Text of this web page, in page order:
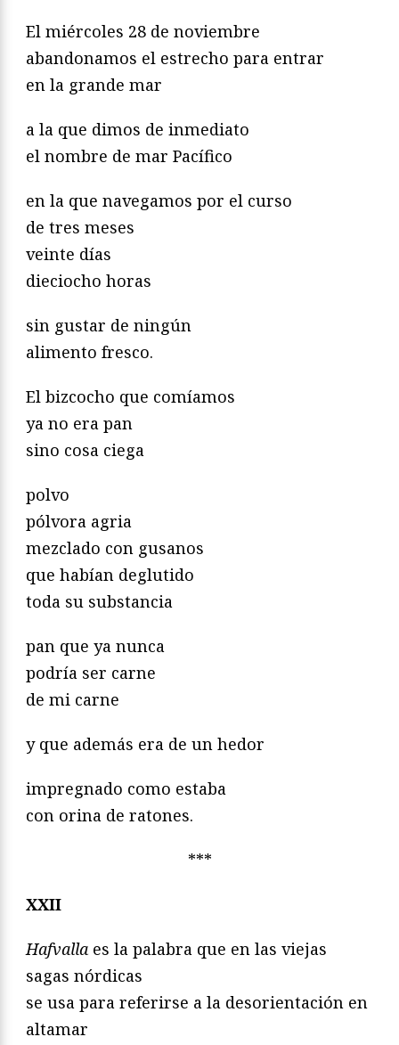
El miércoles 28 de noviembre
abandonamos el estrecho para entrar
en la grande mar
a la que dimos de inmediato
el nombre de mar Pacífico
en la que navegamos por el curso
de tres meses
veinte días
dieciocho horas
sin gustar de ningún
alimento fresco.
El bizcocho que comíamos
ya no era pan
sino cosa ciega
polvo
pólvora agria
mezclado con gusanos
que habían deglutido
toda su substancia
pan que ya nunca
podría ser carne
de mi carne
y que además era de un hedor
impregnado como estaba
con orina de ratones.
***
XXII
Hafvalla es la palabra que en las viejas
sagas nórdicas
se usa para referirse a la desorientación en
altamar